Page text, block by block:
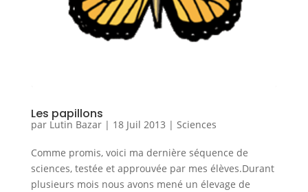
Les papillons
par Lutin Bazar| 18 Juil 2013 | Sciences
Comme promis, voici ma dernière séquence de
sciences, testée et approuvée par mes élèves.Durant
plusieurs mois nous avons mené un élevage de